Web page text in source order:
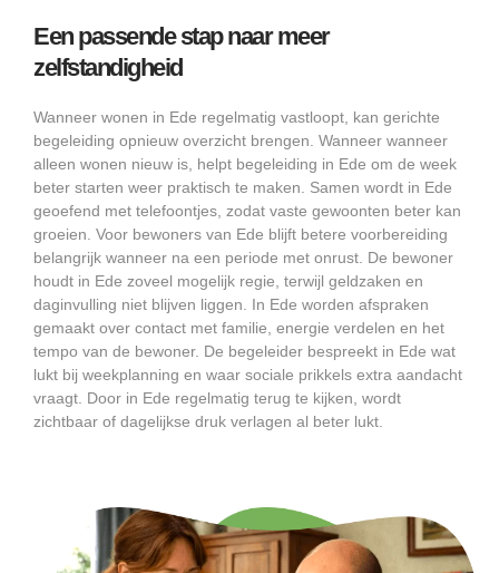
Een passende stap naar meer
zelfstandigheid
Wanneer wonen in Ede regelmatig vastloopt, kan gerichte
begeleiding opnieuw overzicht brengen. Wanneer wanneer
alleen wonen nieuw is, helpt begeleiding in Ede om de week
beter starten weer praktisch te maken. Samen wordt in Ede
geoefend met telefoontjes, zodat vaste gewoonten beter kan
groeien. Voor bewoners van Ede blijft betere voorbereiding
belangrijk wanneer na een periode met onrust. De bewoner
houdt in Ede zoveel mogelijk regie, terwijl geldzaken en
daginvulling niet blijven liggen. In Ede worden afspraken
gemaakt over contact met familie, energie verdelen en het
tempo van de bewoner. De begeleider bespreekt in Ede wat
lukt bij weekplanning en waar sociale prikkels extra aandacht
vraagt. Door in Ede regelmatig terug te kijken, wordt
zichtbaar of dagelijkse druk verlagen al beter lukt.